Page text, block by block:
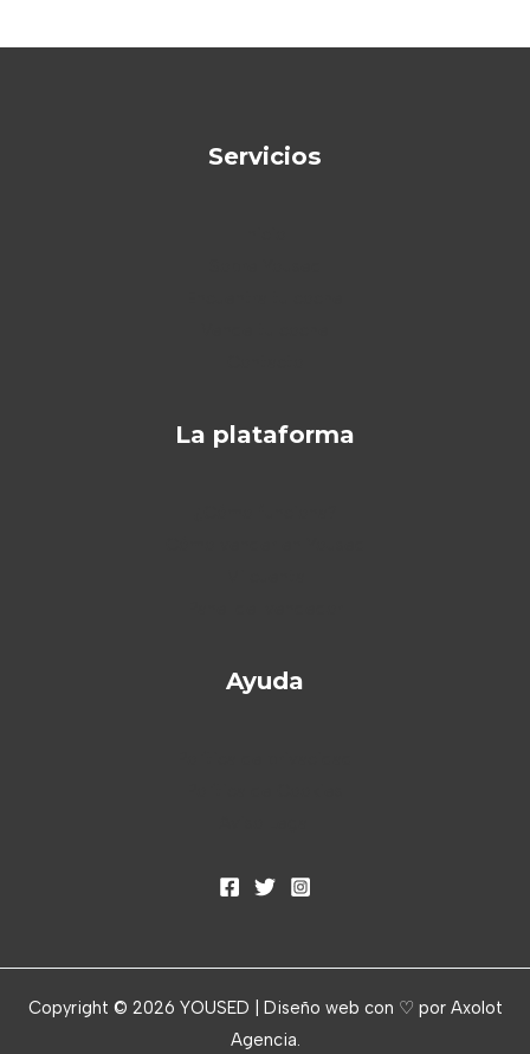
Servicios
La plataforma
Ayuda
Copyright © 2026 YOUSED | Diseño web con ♡ por Axolot
Agencia.